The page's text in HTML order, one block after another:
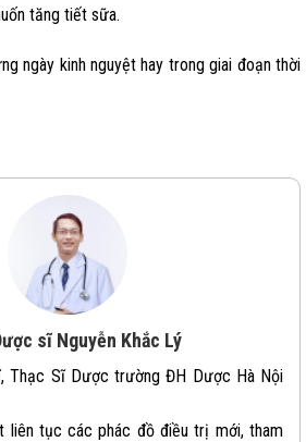
tăng tiết sữa.
ngày kinh nguyệt hay trong giai đoạn thời
sĩ Nguyễn Khắc Lý
Thạc Sĩ Dược trường ĐH Dược Hà Nội
liên tục các phác đồ điều trị mới, tham